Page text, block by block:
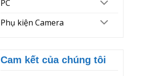
PC
Phụ kiện Camera
Cam kết của chúng tôi